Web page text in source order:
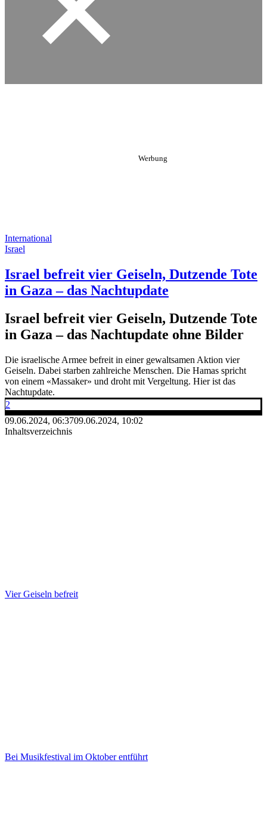
International
Israel
Israel befreit vier Geiseln, Dutzende Tote
in Gaza – das Nachtupdate
Israel befreit vier Geiseln, Dutzende Tote
in Gaza – das Nachtupdate ohne Bilder
Die israelische Armee befreit in einer gewaltsamen Aktion vier
Geiseln. Dabei starben zahlreiche Menschen. Die Hamas spricht
von einem «Massaker» und droht mit Vergeltung. Hier ist das
Nachtupdate.
2
09.06.2024, 06:3709.06.2024, 10:02
Inhaltsverzeichnis
Vier Geiseln befreit
Bei Musikfestival im Oktober entführt